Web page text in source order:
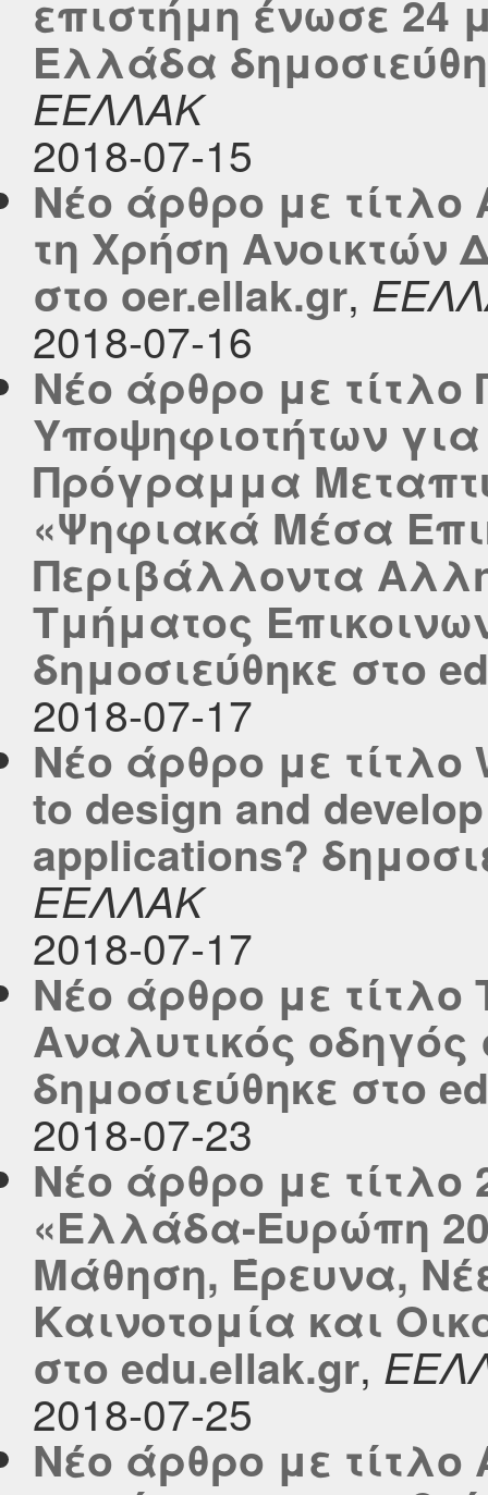
επιστήμη ένωσε 24
Ελλάδα
ΕΕΛΛΑΚ
2018-07-15
Νέο άρθρο με
τη Χρήση Ανοικτών
στο oer.ellak.gr,
2018-07-16
Νέο άρθρο με
Υποψηφιοτήτων
Πρόγραμμα
«Ψηφιακά Μέσα
Περιβάλλοντα
Τμήματος
δημοσιεύθηκε στο
2018-07-17
Νέο άρθρο με τίτλο
to design and
applications?
ΕΕΛΛΑΚ
2018-07-17
Νέο άρθρο με τίτλο
Αναλυτικός
δημοσιεύθηκε στο
2018-07-23
Νέο άρθρο με τίτλο
«Ελλάδα-Ευρώπη
Μάθηση, Έρευνα,
Καινοτομία και
στο edu.ellak.gr,
2018-07-25
Νέο άρθρο με τίτλο